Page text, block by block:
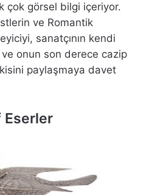
çok görsel bilgi içeriyor.
ve Romantik
sanatçının kendi
ve onun son derece cazip
paylaşmaya davet
Eserler